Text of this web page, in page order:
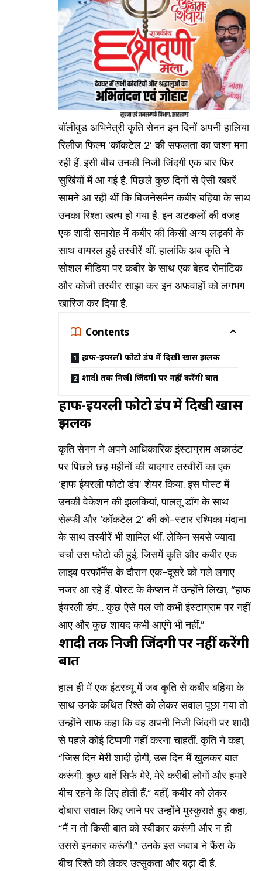
बॉलीवुड अभिनेत्री कृति सेनन इन दिनों अपनी हालिया
रिलीज फिल्म ‘कॉकटेल 2’ की सफलता का जश्न मना
रही हैं. इसी बीच उनकी निजी जिंदगी एक बार फिर
सुर्खियों में आ गई है. पिछले कुछ दिनों से ऐसी खबरें
सामने आ रही थीं कि बिजनेसमैन कबीर बहिया के साथ
उनका रिश्ता खत्म हो गया है. इन अटकलों की वजह
एक शादी समारोह में कबीर की किसी अन्य लड़की के
साथ वायरल हुई तस्वीरें थीं. हालांकि अब कृति ने
सोशल मीडिया पर कबीर के साथ एक बेहद रोमांटिक
और कोजी तस्वीर साझा कर इन अफवाहों को लगभग
खारिज कर दिया है.
Contents
हाफ-ईयरली फोटो डंप में दिखी खास झलक
शादी तक निजी जिंदगी पर नहीं करेंगी बात
हाफ-ईयरली फोटो डंप में दिखी खास
झलक
कृति सेनन ने अपने आधिकारिक इंस्टाग्राम अकाउंट
पर पिछले छह महीनों की यादगार तस्वीरों का एक
‘हाफ ईयरली फोटो डंप’ शेयर किया. इस पोस्ट में
उनकी वेकेशन की झलकियां, पालतू डॉग के साथ
सेल्फी और ‘कॉकटेल 2’ की को-स्टार रश्मिका मंदाना
के साथ तस्वीरें भी शामिल थीं. लेकिन सबसे ज्यादा
चर्चा उस फोटो की हुई, जिसमें कृति और कबीर एक
लाइव परफॉर्मेंस के दौरान एक-दूसरे को गले लगाए
नजर आ रहे हैं. पोस्ट के कैप्शन में उन्होंने लिखा, “हाफ
ईयरली डंप… कुछ ऐसे पल जो कभी इंस्टाग्राम पर नहीं
आए और कुछ शायद कभी आएंगे भी नहीं.”
शादी तक निजी जिंदगी पर नहीं करेंगी
बात
हाल ही में एक इंटरव्यू में जब कृति से कबीर बहिया के
साथ उनके कथित रिश्ते को लेकर सवाल पूछा गया तो
उन्होंने साफ कहा कि वह अपनी निजी जिंदगी पर शादी
से पहले कोई टिप्पणी नहीं करना चाहतीं. कृति ने कहा,
“जिस दिन मेरी शादी होगी, उस दिन मैं खुलकर बात
करूंगी. कुछ बातें सिर्फ मेरे, मेरे करीबी लोगों और हमारे
बीच रहने के लिए होती हैं.” वहीं, कबीर को लेकर
दोबारा सवाल किए जाने पर उन्होंने मुस्कुराते हुए कहा,
“मैं न तो किसी बात को स्वीकार करूंगी और न ही
उससे इनकार करूंगी.” उनके इस जवाब ने फैंस के
बीच रिश्ते को लेकर उत्सुकता और बढ़ा दी है.